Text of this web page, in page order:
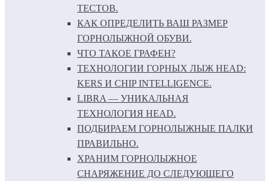
ТЕСТОВ.
КАК ОПРЕДЕЛИТЬ ВАШ РАЗМЕР
ГОРНОЛЫЖНОЙ ОБУВИ.
ЧТО ТАКОЕ ГРАФЕН?
ТЕХНОЛОГИИ ГОРНЫХ ЛЫЖ HEAD:
KERS И CHIP INTELLIGENCE.
LIBRA — УНИКАЛЬНАЯ
ТЕХНОЛОГИЯ HEAD.
ПОДБИРАЕМ ГОРНОЛЫЖНЫЕ ПАЛКИ
ПРАВИЛЬНО.
ХРАНИМ ГОРНОЛЫЖНОЕ
СНАРЯЖЕНИЕ ДО СЛЕДУЮЩЕГО